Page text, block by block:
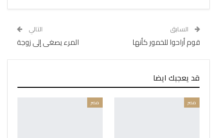
السابق
قوم أراحوا للخمور كأنها
التالي
المرء يصغى إلى زوجة
قد يعجبك ايضا
مصر مصر